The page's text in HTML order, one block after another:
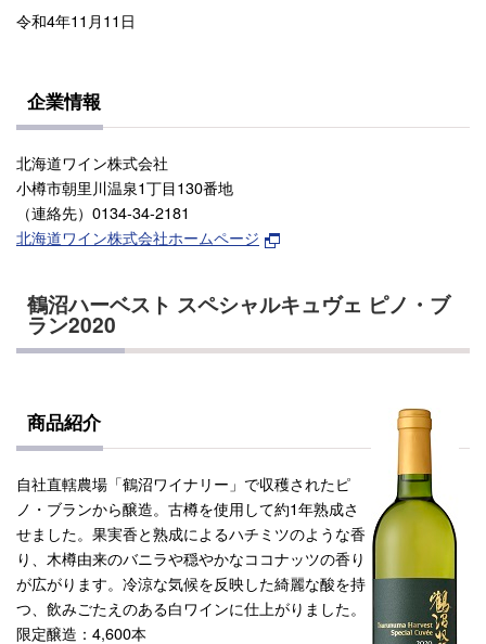
令和4年11月11日
企業情報
北海道ワイン株式会社
小樽市朝里川温泉1丁目130番地
（連絡先）0134-34-2181
北海道ワイン株式会社ホームページ
鶴沼ハーベスト スペシャルキュヴェ ピノ・ブ
ラン2020
商品紹介
自社直轄農場「鶴沼ワイナリー」で収穫されたピ
ノ・ブランから醸造。古樽を使用して約1年熟成さ
せました。果実香と熟成によるハチミツのような香
り、木樽由来のバニラや穏やかなココナッツの香り
が広がります。冷涼な気候を反映した綺麗な酸を持
つ、飲みごたえのある白ワインに仕上がりました。
限定醸造：4,600本